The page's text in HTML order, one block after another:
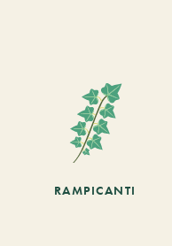
RAMPICANTI